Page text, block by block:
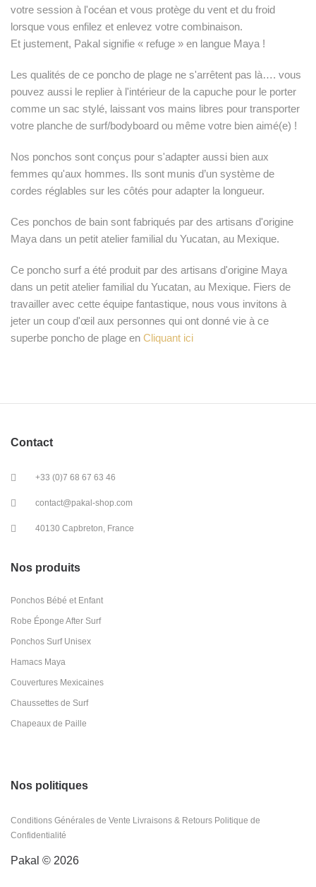
votre session à l'océan et vous protège du vent et du froid
lorsque vous enfilez et enlevez votre combinaison.
Et justement, Pakal signifie « refuge » en langue Maya !
Les qualités de ce poncho de plage ne s'arrêtent pas là…. vous
pouvez aussi le replier à l'intérieur de la capuche pour le porter
comme un sac stylé, laissant vos mains libres pour transporter
votre planche de surf/bodyboard ou même votre bien aimé(e) !
Nos ponchos sont conçus pour s'adapter aussi bien aux
femmes qu'aux hommes. Ils sont munis d’un système de
cordes réglables sur les côtés pour adapter la longueur.
Ces ponchos de bain sont fabriqués par des artisans d'origine
Maya dans un petit atelier familial du Yucatan, au Mexique.
Ce poncho surf a été produit par des artisans d'origine Maya
dans un petit atelier familial du Yucatan, au Mexique. Fiers de
travailler avec cette équipe fantastique, nous vous invitons à
jeter un coup d'œil aux personnes qui ont donné vie à ce
superbe poncho de plage en Cliquant ici
Contact
+33 (0)7 68 67 63 46
contact@pakal-shop.com
40130 Capbreton, France
Nos produits
Ponchos Bébé et Enfant
Robe Éponge After Surf
Ponchos Surf Unisex
Hamacs Maya
Couvertures Mexicaines
Chaussettes de Surf
Chapeaux de Paille
Nos politiques
Conditions Générales de Vente Livraisons & Retours Politique de
Confidentialité
Pakal © 2026